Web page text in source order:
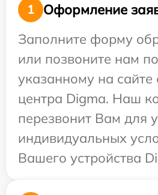
1
Оформление
Заполните форму
или позвоните нам
указанному на сайте
центра Digma. Наш
перезвонит Вам для
индивидуальных
Вашего устройства